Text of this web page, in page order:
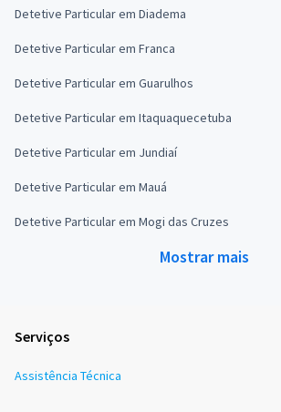
Detetive Particular em Diadema
Detetive Particular em Franca
Detetive Particular em Guarulhos
Detetive Particular em Itaquaquecetuba
Detetive Particular em Jundiaí
Detetive Particular em Mauá
Detetive Particular em Mogi das Cruzes
Mostrar mais
Serviços
Assistência Técnica